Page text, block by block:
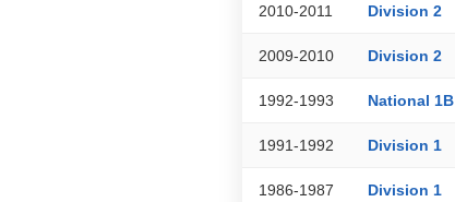
2010-2011 Division 2
2009-2010 Division 2
1992-1993 National 1B
1991-1992 Division 1
1986-1987 Division 1